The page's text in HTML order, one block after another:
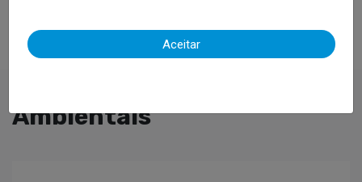
Ambientais
Aceitar